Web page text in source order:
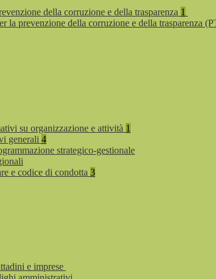
della corruzione e della trasparenza 1
la prevenzione della corruzione e della trasparenza
su organizzazione e attività 1
generali 4
strategico-gestionale
e codice di condotta 3
e imprese